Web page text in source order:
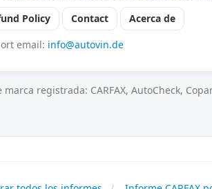
Policy
Contact
Acerca de
email: info@autovin.de
marca registrada: CARFAX, AutoCheck,